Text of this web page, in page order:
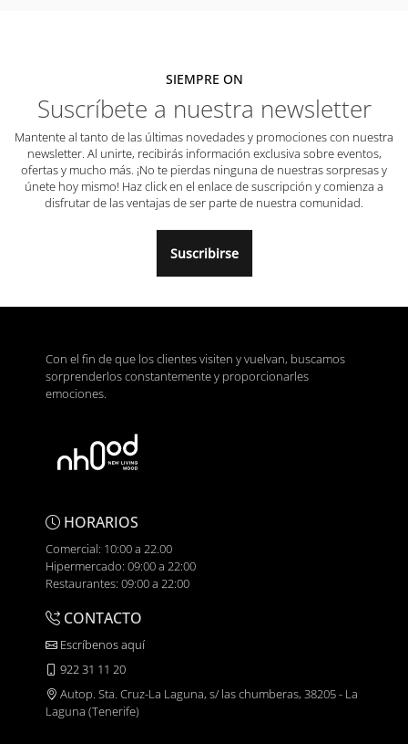
SIEMPRE ON
Suscríbete a nuestra newsletter
Mantente al tanto de las últimas novedades y promociones con nuestra
newsletter. Al unirte, recibirás información exclusiva sobre eventos,
ofertas y mucho más. ¡No te pierdas ninguna de nuestras sorpresas y
únete hoy mismo! Haz click en el enlace de suscripción y comienza a
disfrutar de las ventajas de ser parte de nuestra comunidad.
Suscribirse
Con el fin de que los clientes visiten y vuelvan, buscamos
sorprenderlos constantemente y proporcionarles
emociones.
HORARIOS
Comercial: 10:00 a 22.00
Hipermercado: 09:00 a 22:00
Restaurantes: 09:00 a 22:00
CONTACTO
Escríbenos aquí
922 31 11 20
Autop. Sta. Cruz-La Laguna, s/ las chumberas, 38205 - La
Laguna (Tenerife)